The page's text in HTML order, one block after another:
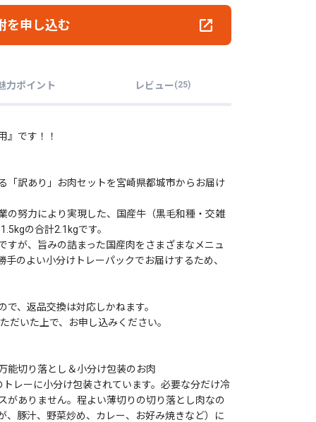
を申し込む
力ポイント レビュー(25)
』です！！
「訳あり」お肉セットを宮崎県都城市からお届け
の努力により実現した、国産牛（黒毛和種・交雑
の合計2.1kgです。
すが、旨みの詰まった国産肉をさまざまなメニュ
のよい小分けトレーパックでお届けするため、
、返品交換は対応しかねます。
いた上で、お申し込みください。
能切り落とし＆小分け包装のお肉
レーに小分け包装されています。必要な分だけ冷
がありません。程よい薄切りの切り落とし肉なの
、豚汁、野菜炒め、カレー、お好み焼きなど）に